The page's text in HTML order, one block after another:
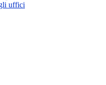
uffici